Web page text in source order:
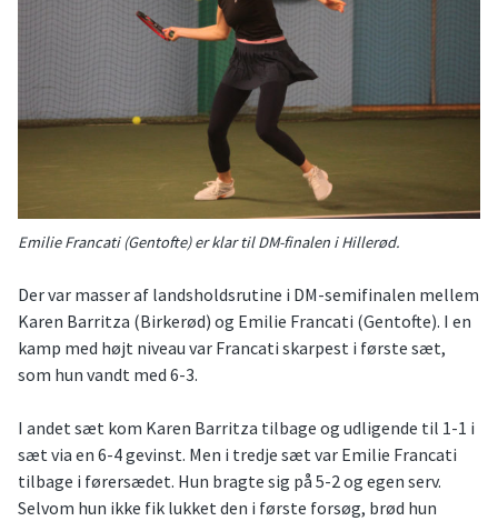
Emilie Francati (Gentofte) er klar til DM-finalen i Hillerød.
Der var masser af landsholdsrutine i DM-semifinalen mellem
Karen Barritza (Birkerød) og Emilie Francati (Gentofte). I en
kamp med højt niveau var Francati skarpest i første sæt,
som hun vandt med 6-3.
I andet sæt kom Karen Barritza tilbage og udligende til 1-1 i
sæt via en 6-4 gevinst. Men i tredje sæt var Emilie Francati
tilbage i førersædet. Hun bragte sig på 5-2 og egen serv.
Selvom hun ikke fik lukket den i første forsøg, brød hun